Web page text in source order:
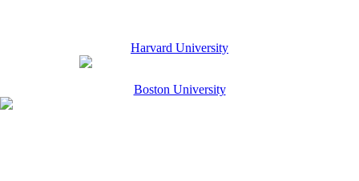
Harvard University
Boston University